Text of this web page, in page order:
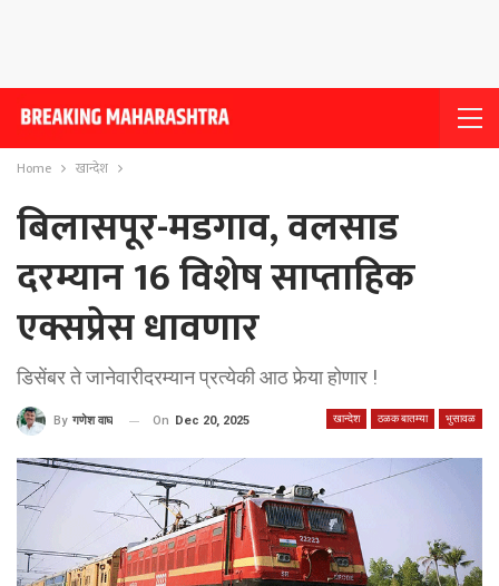
Home खान्देश
बिलासपूर-मडगाव, वलसाड
दरम्यान 16 विशेष साप्ताहिक
एक्सप्रेस धावणार
डिसेंबर ते जानेवारीदरम्यान प्रत्येकी आठ फेर्‍या होणार !
खान्देश ठळक बातम्या भुसावळ
By गणेश वाघ On Dec 20, 2025